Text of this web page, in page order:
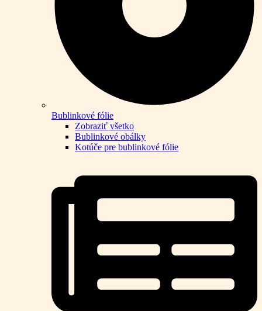
Bublinkové fólie
Zobraziť všetko
Bublinkové obálky
Kotúče pre bublinkové fólie